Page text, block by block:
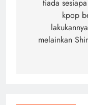
tiada
kpop
melainkan